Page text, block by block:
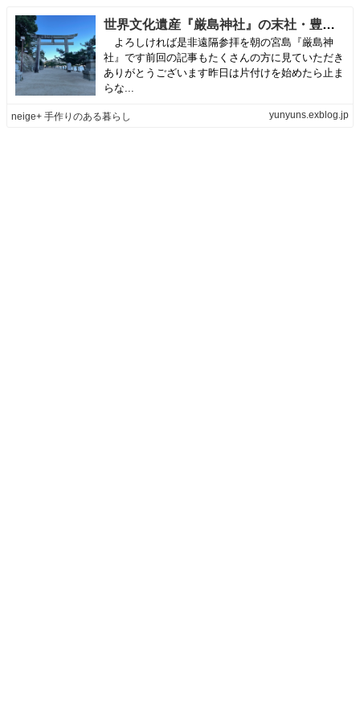
世界文化遺産『厳島神社』の末社・豊国神社の五重塔からの眺め | neige+ 手作りのある暮らし
よろしければ是非遠隔参拝を朝の宮島『厳島神
社』です前回の記事もたくさんの方に見ていただき
ありがとうございます昨日は片付けを始めたら止ま
らな...
neige+ 手作りのある暮らし yunyuns.exblog.jp